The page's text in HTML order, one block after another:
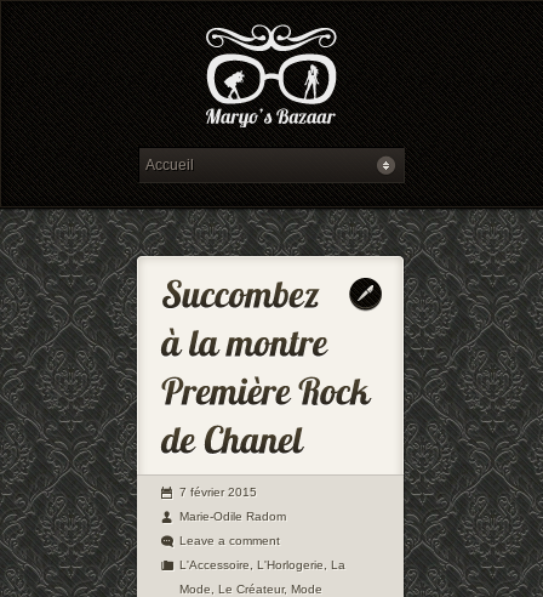
7 février 2015
Marie-Odile Radom
Leave a comment
L'Accessoire
L'Horlogerie
La
Mode
Le Créateur, Mode